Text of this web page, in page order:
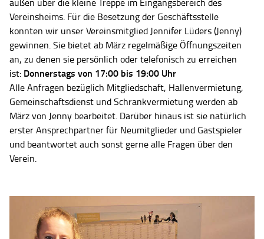
außen über die kleine Treppe im Eingangsbereich des
Vereinsheims. Für die Besetzung der Geschäftsstelle
konnten wir unser Vereinsmitglied Jennifer Lüders (Jenny)
gewinnen. Sie bietet ab März regelmäßige Öffnungszeiten
an, zu denen sie persönlich oder telefonisch zu erreichen
ist: Donnerstags von 17:00 bis 19:00 Uhr
Alle Anfragen bezüglich Mitgliedschaft, Hallenvermietung,
Gemeinschaftsdienst und Schrankvermietung werden ab
März von Jenny bearbeitet. Darüber hinaus ist sie natürlich
erster Ansprechpartner für Neumitglieder und Gastspieler
und beantwortet auch sonst gerne alle Fragen über den
Verein.